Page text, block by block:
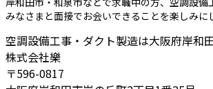
みなさまと面接でお会いできることを楽しみに
空調設備工事・ダクト製造は大阪府岸和
株式会社樂
〒596-0817